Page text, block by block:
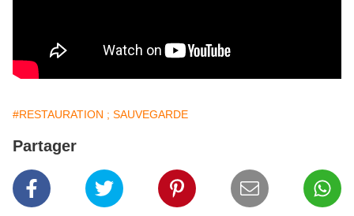
#RESTAURATION ; SAUVEGARDE
Partager